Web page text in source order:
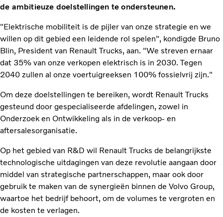
de ambitieuze doelstellingen te ondersteunen.
"Elektrische mobiliteit is de pijler van onze strategie en we
willen op dit gebied een leidende rol spelen", kondigde Bruno
Blin, President van Renault Trucks, aan. "We streven ernaar
dat 35% van onze verkopen elektrisch is in 2030. Tegen
2040 zullen al onze voertuigreeksen 100% fossielvrij zijn."
Om deze doelstellingen te bereiken, wordt Renault Trucks
gesteund door gespecialiseerde afdelingen, zowel in
Onderzoek en Ontwikkeling als in de verkoop- en
aftersalesorganisatie.
Op het gebied van R&D wil Renault Trucks de belangrijkste
technologische uitdagingen van deze revolutie aangaan door
middel van strategische partnerschappen, maar ook door
gebruik te maken van de synergieën binnen de Volvo Group,
waartoe het bedrijf behoort, om de volumes te vergroten en
de kosten te verlagen.